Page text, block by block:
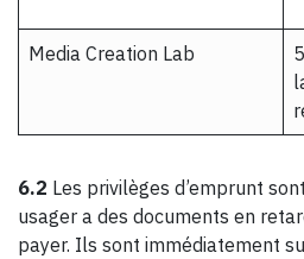
Media Creation Lab
6.2 Les privilèges d’emprunt
usager a des documents en
payer. Ils sont immédiatement